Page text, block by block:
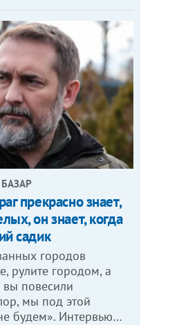
прекрасно знает,
он знает, когда
садик
городов
рулите городом, а
вы повесили
мы под этой
будем». Интервью…